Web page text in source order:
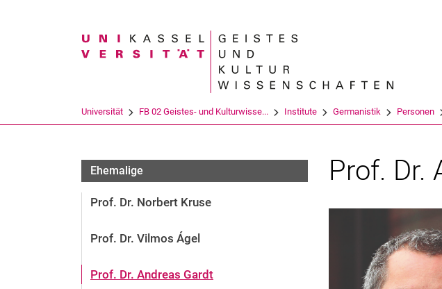
Suchbegriff
Universität FB 02 Geistes- und Kulturwisse... Institute Germanistik Personen
Emeriti und Professor:innen im Ruhestand
Ehemalige
Prof. Dr. Norbert Kruse
Prof. Dr. Vilmos Ágel
Prof. Dr. Andreas Gardt
Prof. Dr.